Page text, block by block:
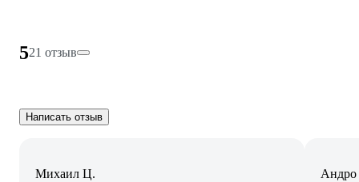
521 отзыв
Написать отзыв
Михаил Ц.